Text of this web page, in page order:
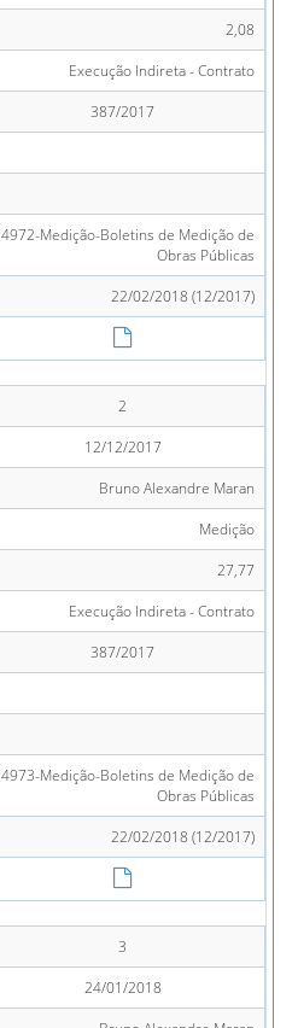
2,08
Execução Indireta - Contrato
387/2017
4972-Medição-Boletins de Medição de
Obras Públicas
22/02/2018 (12/2017)
2
12/12/2017
Bruno Alexandre Maran
Medição
27,77
Execução Indireta - Contrato
387/2017
4973-Medição-Boletins de Medição de
Obras Públicas
22/02/2018 (12/2017)
3
24/01/2018